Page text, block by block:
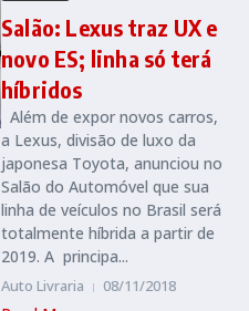
Salão: Lexus traz UX e
novo ES; linha só terá
híbridos
Além de expor novos carros,
a Lexus, divisão de luxo da
japonesa Toyota, anunciou no
Salão do Automóvel que sua
linha de veículos no Brasil será
totalmente híbrida a partir de
2019. A principa...
Auto Livraria 08/11/2018